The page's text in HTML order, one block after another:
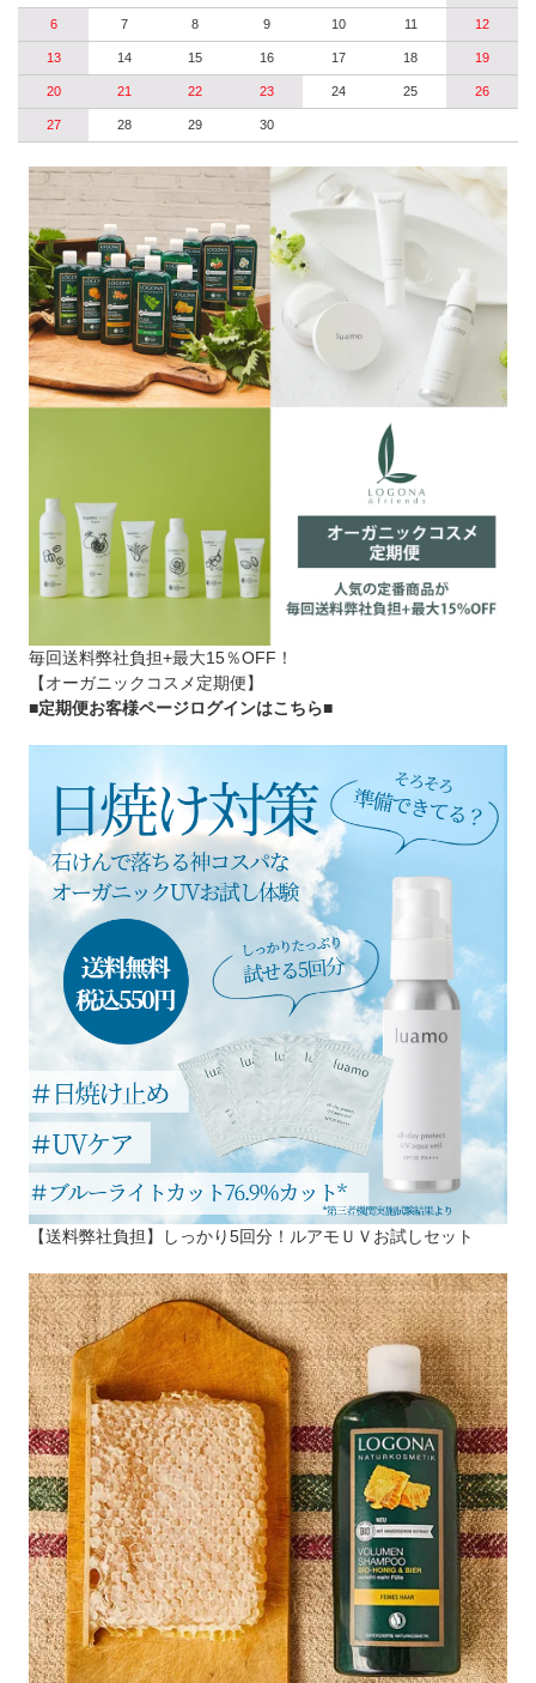
6 7 8 9 10 11 12
13 14 15 16 17 18 19
20 21 22 23 24 25 26
27 28 29 30
毎回送料弊社負担+最大15％OFF！
【オーガニックコスメ定期便】
■定期便お客様ページログインはこちら■
【送料弊社負担】しっかり5回分！ルアモＵＶお試しセット